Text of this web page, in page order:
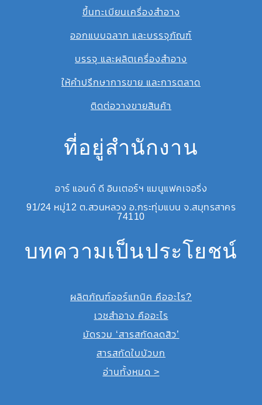
ขึ้นทะเบียนเครื่องสำอาง
ออกแบบฉลาก และบรรจุภัณฑ์
บรรจุ และผลิตเครื่องสำอาง
ให้คำปรึกษาการขาย และการตลาด
ติดต่อวางขายสินค้า
ที่อยู่สำนักงาน
อาร์ แอนด์ ดี อินเตอร์ฯ แมนูแฟคเจอริ่ง
91/24 หมู่12 ต.สวนหลวง อ.กระทุ่มแบน จ.สมุทรสาคร
74110
บทความเป็นประโยชน์
ผลิตภัณฑ์ออร์แกนิค คืออะไร?
เวชสำอาง คืออะไร
มัดรวม ‘สารสกัดลดสิว’
สารสกัดใบบัวบก
อ่านทั้งหมด >